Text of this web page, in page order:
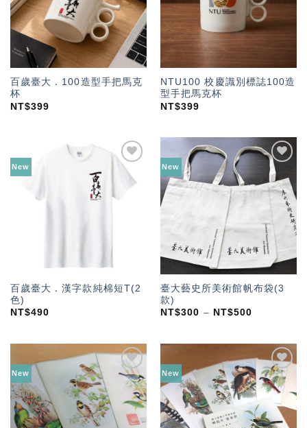
百歲臺大．100造型手把馬克
杯
NT$399
NTU100 校慶識別標誌100造
型手把馬克杯
NT$399
New
加入
「願
百歲臺大．漢字款純棉短T(2
色)
NT$490
New
加入
「願
望輕
單」
臺大藝史所美術館帆布袋(3
款)
NT$300 – NT$500
New
加入
「願
望輕
單」
New
加入
「願
單」